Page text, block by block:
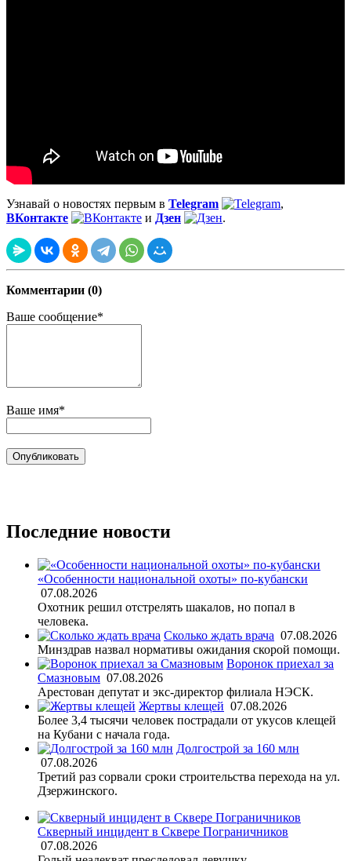
Узнавай о новостях первым в Telegram
,
ВКонтакте
и Дзен .
Комментарии (0)
Ваше сообщение*
Ваше имя*
Последние новости
«Особенности национальной охоты» по-кубански
07.08.2026
Охотник решил отстрелять шакалов, но попал в
человека.
Сколько ждать врача 07.08.2026
Минздрав назвал нормативы ожидания скорой помощи.
Воронок приехал за
Смазновым 07.08.2026
Арестован депутат и экс-директор филиала НЭСК.
Жертвы клещей 07.08.2026
Более 3,4 тысячи человек пострадали от укусов клещей
на Кубани с начала года.
Долгострой за 160 млн
07.08.2026
Третий раз сорвали сроки строительства перехода на ул.
Дзержинского.
Скверный инцидент в Сквере Пограничников
07.08.2026